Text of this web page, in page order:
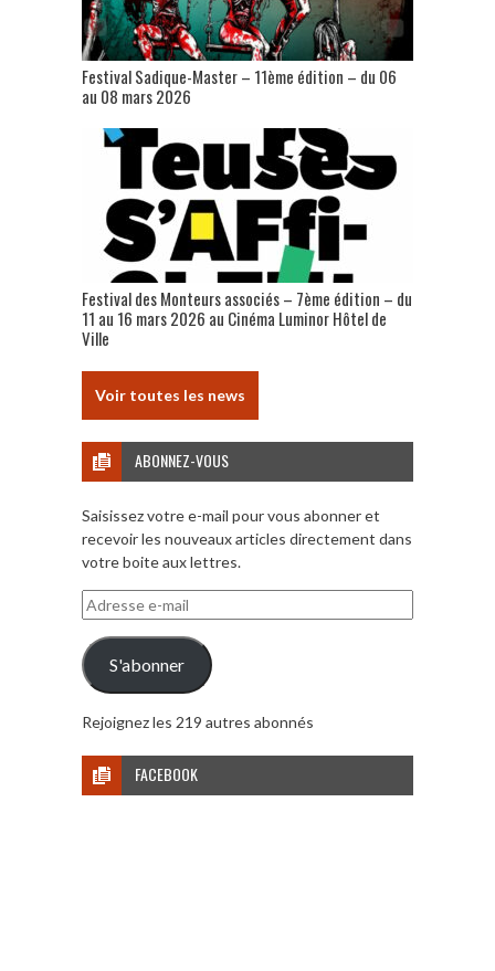
Festival Sadique-Master – 11ème édition – du 06
au 08 mars 2026
Festival des Monteurs associés – 7ème édition – du
11 au 16 mars 2026 au Cinéma Luminor Hôtel de
Ville
Voir toutes les news
ABONNEZ-VOUS
Saisissez votre e-mail pour vous abonner et
recevoir les nouveaux articles directement dans
votre boite aux lettres.
Adresse
e-
mail
S'abonner
Rejoignez les 219 autres abonnés
FACEBOOK